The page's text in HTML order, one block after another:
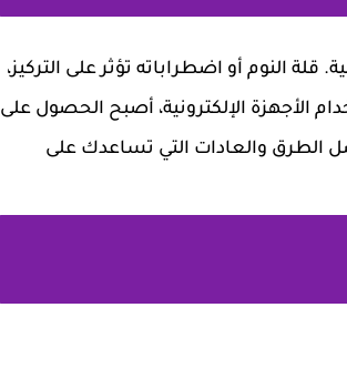
النوم أو اضطراباته تؤثر على التركيز،
الأجهزة الإلكترونية، أصبح الحصول على
الطرق والعادات التي تساعدك على